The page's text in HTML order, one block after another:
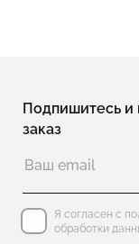
Подпишитесь и
заказ
Я согласен с
обработки